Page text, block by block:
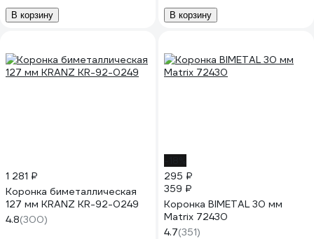
В корзину В корзину
1 281 ₽
Коронка биметаллическая
127 мм KRANZ KR-92-0249
4.8(300)
295 ₽
359 ₽
Коронка BIMETAL 30 мм
Matrix 72430
4.7(351)